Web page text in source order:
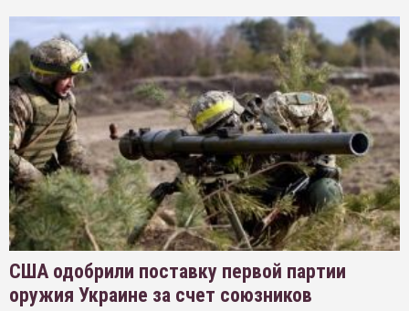
США одобрили поставку первой партии
оружия Украине за счет союзников